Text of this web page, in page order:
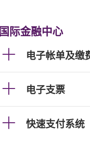
国际金融中心
电子帐单及缴
电子支票
快速支付系统